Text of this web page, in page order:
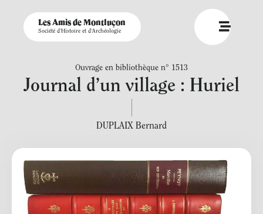
Les Amis de Montluçon
Société d'Histoire et d'Archéologie
Ouvrage en bibliothèque n° 1513
Journal d’un village : Huriel
DUPLAIX Bernard